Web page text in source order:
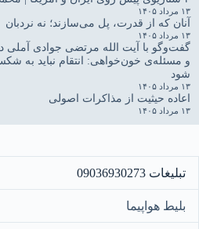
۱۳ مرداد ۱۴۰۵
آنان که از قدرت، پل می‌سازند؛ نه نردبان
۱۳ مرداد ۱۴۰۵
گفت‌وگو با آیت الله مرتضی جوادی آملی
و مسئله‌ی خون‌خواهی: انتقام نباید به
شود
۱۳ مرداد ۱۴۰۵
اعاده حیثیت از مذاکرات اصولی
۱۳ مرداد ۱۴۰۵
تبلیغات 09036930273
بلیط هواپیما